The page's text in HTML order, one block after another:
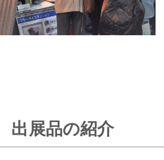
出展品の紹介